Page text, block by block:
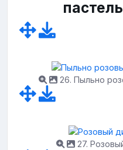
26. Пыльно
27.